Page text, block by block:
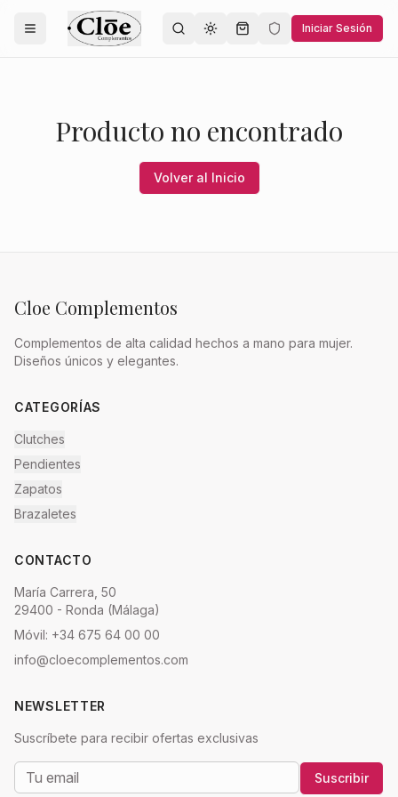
Toggle theme Iniciar Sesión
Producto no encontrado
Volver al Inicio
Cloe Complementos
Complementos de alta calidad hechos a mano para mujer.
Diseños únicos y elegantes.
CATEGORÍAS
Clutches
Pendientes
Zapatos
Brazaletes
CONTACTO
María Carrera, 50
29400 - Ronda (Málaga)
Móvil: +34 675 64 00 00
info@cloecomplementos.com
NEWSLETTER
Suscríbete para recibir ofertas exclusivas
Suscribir